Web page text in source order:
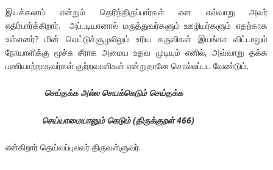
இயக்கலாம் என்றும் தெரிந்திருப்பார்கள் என எவ்வாறு அவர்
எதிர்பார்க்கிறார். அப்படியானால் மருத்துவர்களும் ஊழியர்களும் எதற்காக
உள்ளனர்? மின் வெட்டுச்சூழலிலும் உரிய கருவிகள் இயங்கா விட்டாலும்
நோயாளிக்கு மூச்சு சீராக அமைய உதவ முடியும் எனில், அவ்வாறு தக்க
பணியாற்றாதவர்கள் குற்றவாளிகள் என்றுதானே சொல்லப்பட வேண்டும்.
செய்தக்க அல்ல செயக்கெடும் செய்தக்க
செய்யாமையானும் கெடும் (திருக்குறள் 466)
என்கிறார் தெய்வப்புலவர் திருவள்ளுவர்.